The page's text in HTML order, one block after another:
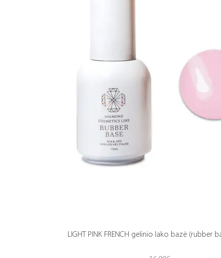
LIGHT PINK FRENCH gelinio lako bazė (rubber